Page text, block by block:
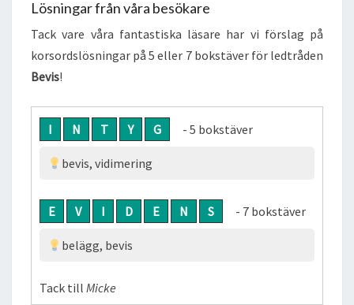
Lösningar från våra besökare
Tack vare våra fantastiska läsare har vi förslag på
korsordslösningar på 5 eller 7 bokstäver för ledtråden
Bevis!
I N T Y G - 5 bokstäver
bevis, vidimering
E V I D E N S - 7 bokstäver
belägg, bevis
Tack till Micke